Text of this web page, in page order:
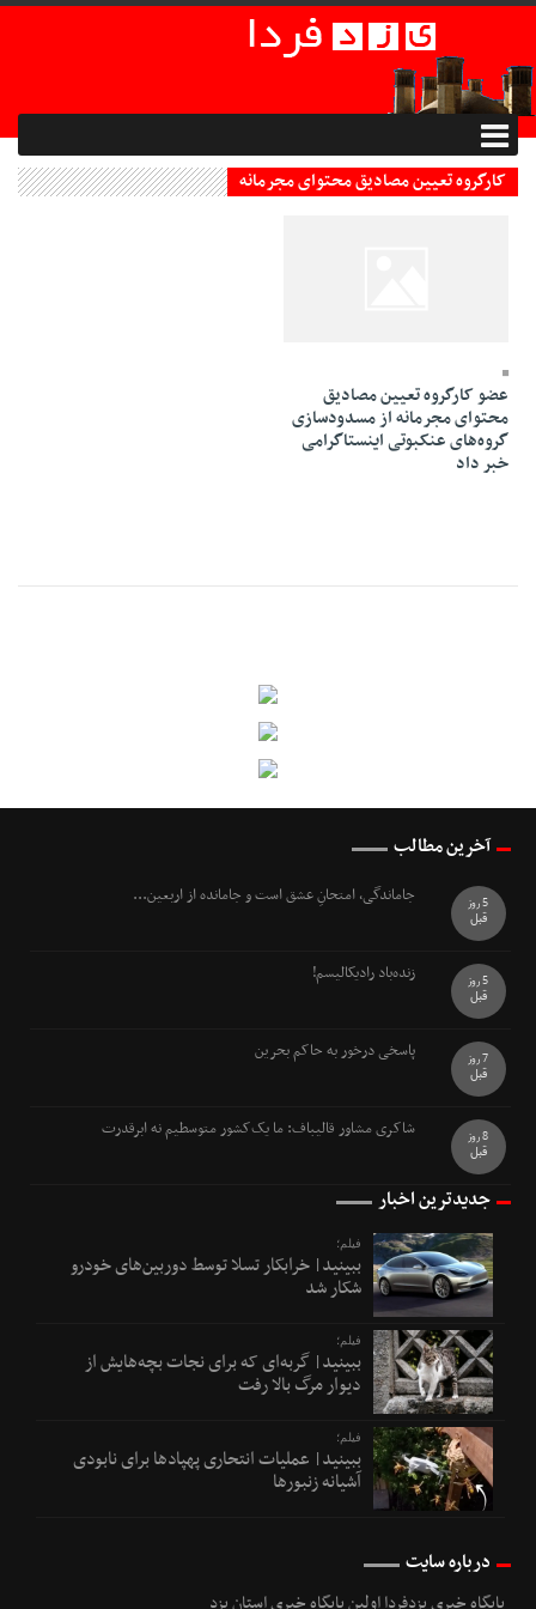
کارگروه تعیین مصادیق محتوای مجرمانه
عضو کارگروه تعیین مصادیق
محتوای مجرمانه از مسدودسازی
گروه‌های عنکبوتی اینستاگرامی
خبر داد
آخرین مطالب
جاماندگی، امتحانِ عشق است و جامانده از اربعین...
5 روز
قبل
زنده‌باد رادیکالیسم!
5 روز
قبل
پاسخی درخور به حاکم بحرین
7 روز
قبل
شاکری مشاور قالیباف: ما یک‌کشور متوسطیم نه ابرقدرت
8 روز
قبل
جدیدترین اخبار
فیلم؛
ببینید| خرابکار تسلا توسط دوربین‌های خودرو
شکار شد
فیلم؛
ببینید| گربه‌ای که برای نجات بچه‌هایش از
دیوار مرگ بالا رفت
فیلم؛
ببینید| عملیات انتحاری پهپادها برای نابودی
آشیانه زنبورها
درباره سایت